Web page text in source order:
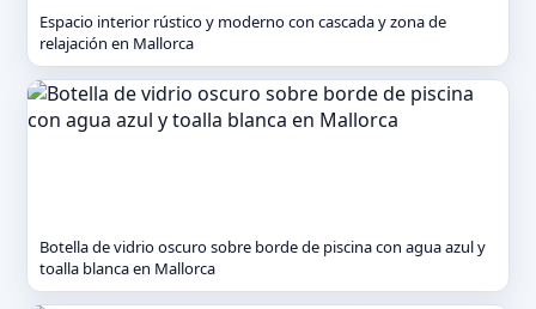
Espacio interior rústico y moderno con cascada y zona de
relajación en Mallorca
Botella de vidrio oscuro sobre borde de piscina con agua azul y
toalla blanca en Mallorca